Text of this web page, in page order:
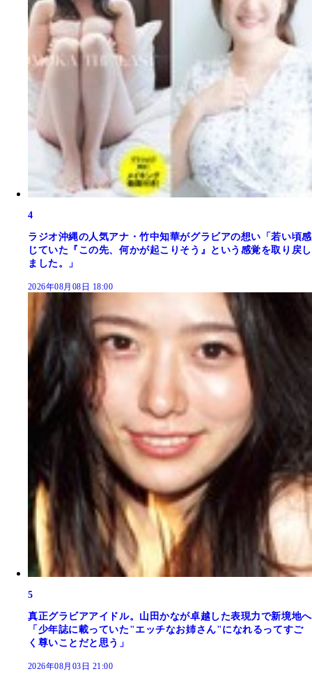
4
ラジオ沖縄の人気アナ・竹中知華がグラビアの想い「若い頃感
じていた『この先、何かが起こりそう』という感覚を取り戻し
ました。」
2026年08月08日 18:00
5
真正グラビアアイドル。山田かなが卓越した表現力で新境地へ
「少年誌に載っていた"エッチなお姉さん"になれるってすご
く尊いことだと思う」
2026年08月03日 21:00